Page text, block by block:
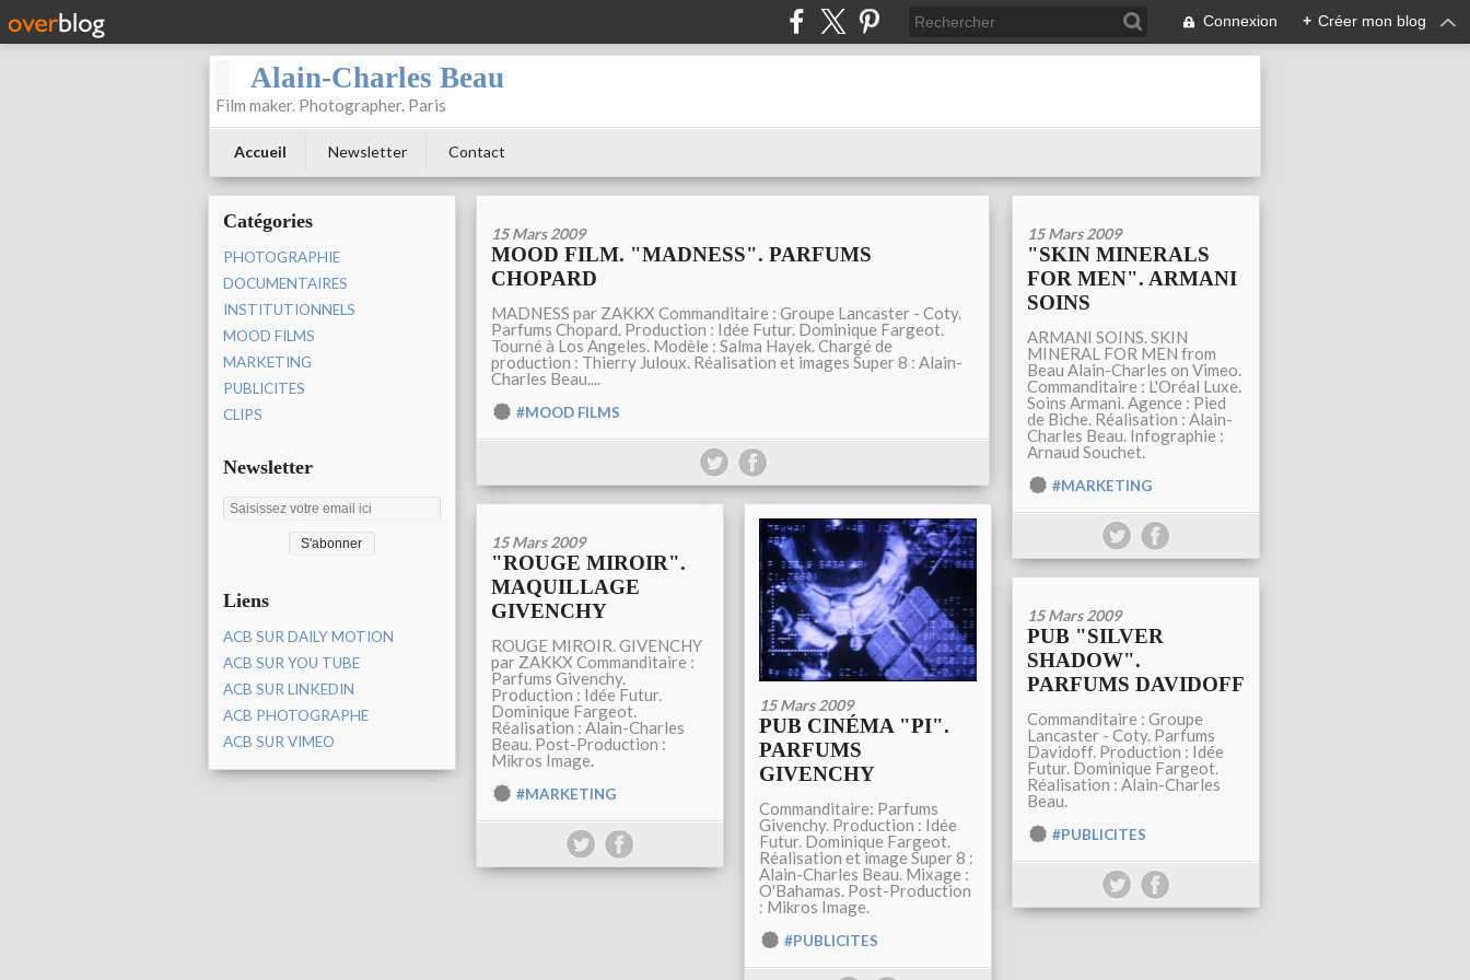
Connexion + Créer mon blog
Alain-Charles Beau
Film maker. Photographer. Paris
Accueil Newsletter Contact
Catégories
PHOTOGRAPHIE
DOCUMENTAIRES
INSTITUTIONNELS
MOOD FILMS
MARKETING
PUBLICITES
CLIPS
Newsletter
Liens
ACB SUR DAILY MOTION
ACB SUR YOU TUBE
ACB SUR LINKEDIN
ACB PHOTOGRAPHE
ACB SUR VIMEO
15 Mars 2009
MOOD FILM. "MADNESS". PARFUMS
CHOPARD
MADNESS par ZAKKX Commanditaire : Groupe Lancaster - Coty.
Parfums Chopard. Production : Idée Futur. Dominique Fargeot.
Tourné à Los Angeles. Modèle : Salma Hayek. Chargé de
production : Thierry Juloux. Réalisation et images Super 8 : Alain-
Charles Beau....
#MOOD FILMS
15 Mars 2009
"SKIN MINERALS
FOR MEN". ARMANI
SOINS
ARMANI SOINS. SKIN
MINERAL FOR MEN from
Beau Alain-Charles on Vimeo.
Commanditaire : L'Oréal Luxe.
Soins Armani. Agence : Pied
de Biche. Réalisation : Alain-
Charles Beau. Infographie :
Arnaud Souchet.
#MARKETING
15 Mars 2009
"ROUGE MIROIR".
MAQUILLAGE
GIVENCHY
ROUGE MIROIR. GIVENCHY
par ZAKKX Commanditaire :
Parfums Givenchy.
Production : Idée Futur.
Dominique Fargeot.
Réalisation : Alain-Charles
Beau. Post-Production :
Mikros Image.
#MARKETING
15 Mars 2009
PUB CINÉMA "PI".
PARFUMS
GIVENCHY
Commanditaire: Parfums
Givenchy. Production : Idée
Futur. Dominique Fargeot.
Réalisation et image Super 8 :
Alain-Charles Beau. Mixage :
O'Bahamas. Post-Production
: Mikros Image.
#PUBLICITES
15 Mars 2009
PUB "SILVER
SHADOW".
PARFUMS DAVIDOFF
Commanditaire : Groupe
Lancaster - Coty. Parfums
Davidoff. Production : Idée
Futur. Dominique Fargeot.
Réalisation : Alain-Charles
Beau.
#PUBLICITES